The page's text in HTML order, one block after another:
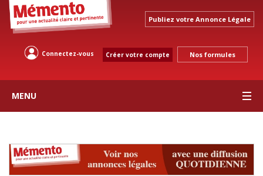
Publiez votre Annonce Légale
Connectez-vous Créer votre compte Nos formules
MENU